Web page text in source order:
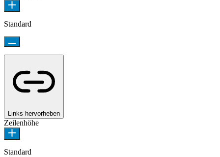
Standard
Links hervorheben
Zeilenhöhe
Standard